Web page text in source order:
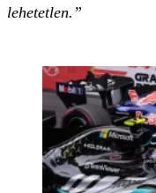
lehetetlen.”